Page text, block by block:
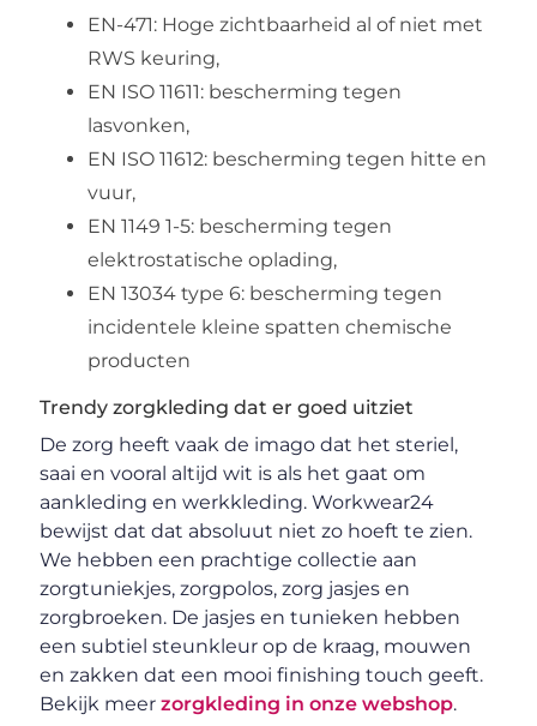
EN-471: Hoge zichtbaarheid al of niet met
RWS keuring,
EN ISO 11611: bescherming tegen
lasvonken,
EN ISO 11612: bescherming tegen hitte en
vuur,
EN 1149 1-5: bescherming tegen
elektrostatische oplading,
EN 13034 type 6: bescherming tegen
incidentele kleine spatten chemische
producten
Trendy zorgkleding dat er goed uitziet
De zorg heeft vaak de imago dat het steriel,
saai en vooral altijd wit is als het gaat om
aankleding en werkkleding. Workwear24
bewijst dat dat absoluut niet zo hoeft te zien.
We hebben een prachtige collectie aan
zorgtuniekjes, zorgpolos, zorg jasjes en
zorgbroeken. De jasjes en tunieken hebben
een subtiel steunkleur op de kraag, mouwen
en zakken dat een mooi finishing touch geeft.
Bekijk meerzorgkleding in onze webshop.